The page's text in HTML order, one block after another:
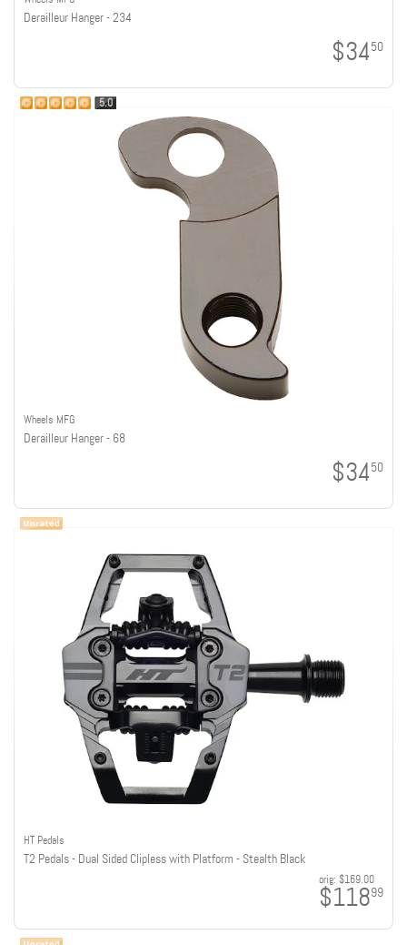
Derailleur Hanger - 234
$3450
Wheels MFG
Derailleur Hanger - 68
$3450
5.0
HT Pedals
T2 Pedals - Dual Sided Clipless with Platform - Stealth Black
orig: $169.00
$11899